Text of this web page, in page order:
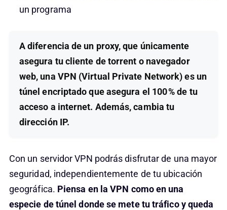
un programa
A diferencia de un proxy, que únicamente
asegura tu cliente de torrent o navegador
web, una VPN (Virtual Private Network) es un
túnel encriptado que asegura el 100 % de tu
acceso a internet. Además, cambia tu
dirección IP.
Con un servidor VPN podrás disfrutar de una mayor
seguridad, independientemente de tu ubicación
geográfica. Piensa en la VPN como en una
especie de túnel donde se mete tu tráfico y queda